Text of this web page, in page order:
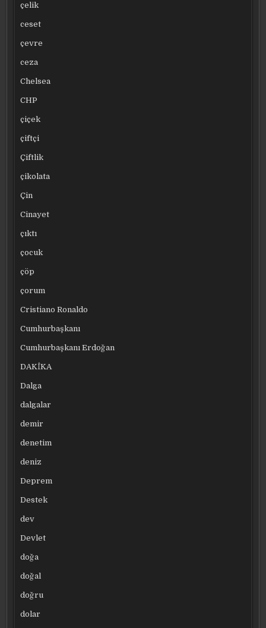
çelik
ceset
çevre
ceza
Chelsea
CHP
çiçek
çiftçi
Çiftlik
çikolata
Çin
Cinayet
çıktı
çocuk
çöp
çorum
Cristiano Ronaldo
Cumhurbaşkanı
Cumhurbaşkanı Erdoğan
DAKİKA
Dalga
dalgalar
demir
denetim
deniz
Deprem
Destek
dev
Devlet
doğa
doğal
doğru
dolar